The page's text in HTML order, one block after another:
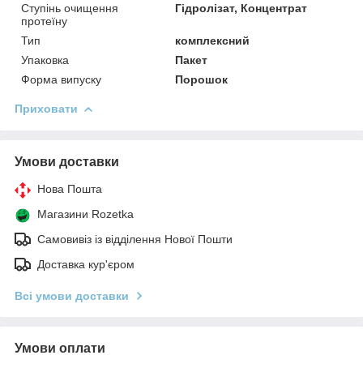
Ступінь очищення
протеїну
Гідролізат, Концентрат
Тип
комплексний
Упаковка
Пакет
Форма випуску
Порошок
Приховати
Умови доставки
Нова Пошта
Магазини Rozetka
Самовивіз із відділення Нової Пошти
Доставка кур'єром
Всі умови доставки
Умови оплати